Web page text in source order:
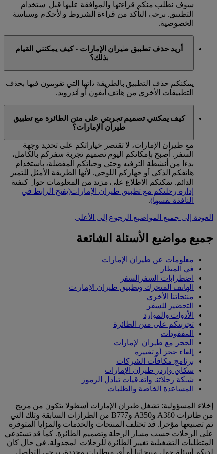
سوف نطلب منكم قراءتها والموافقة عليها قبل استخدام
التطبيق. يرجى التأكد من قراءة الشروط والأحكام وسياسة
الخصوصية.
أريد حذف تطبيق طيران الإمارات - كيف يمكنني القيام
بذلك؟
يمكنكم حذف التطبيق بالطريقة ذاتها التي تقومون فيها بحذف
التطبيقات الأخرى من هاتف آيفون أو آندرويد.
كيف يمكنني تصميم تجربتي على متن الطائرة مع تطبيق
طيران الإمارات؟
مع طيران الإمارات، لا تقتصر خياراتكم على تحديد وجهة
السفر. أصبح بإمكانكم اليوم تصميم تجربة سفركم بالكامل،
بدءا من أنشطة الترفيه وحتى وجباتكم المفضلة، باستخدام
هاتفكم الذكي أو جهازكم اللوحي. لأنها الطريقة الأمثل للتميز
الدائم. يمكنكم الاطلاع على مزيد من المعلومات حول كيفية
إدارة رحلتكم مع تطبيق طيران الإمارات(يفتح الرابط في
النافذة نفسها).
العودة إلى جميع المواضيع الرجوع إلى الأعلى
جميع مواضيع الأسئلة الشائعة
معلومات عن طيران الإمارات
في المطار
اضطرابات السفرالسفر
الهاتف المتحرك وتطبيق طيران الإمارات
منتجاتنا الأخرى
التحضير للسفر
الأدوات والموارد
تجربتكم على متن الطائرة
المفقودات
الحجز مع طيران الإمارات
إلغاء حجز أو تغييره
برنامج مكافآت الشركات
سكاي واردز طيران الإمارات
شبكة رحلاتنا واتفاقيات تبادل الرموز
المساعدة الخاصة والطلبات
إخلاء المسؤولية: تشغل طيران الإمارات أسطولا يتكون من مزيج
من طائرات A380 وA350 وB777 من الطرازات السابقة وتلك التي
تم تصنيعها مؤخرا. قد تختلف المنتجات والخدمات والمزايا المتوفرة
على الرحلات حسب مسار الرحلة وتصميم الطائرة. كما قد تستدعي
المتطلبات التشغيلية تغيير الطائرة للرحلات المجدولة. في حال كان
لديكم أسئلة حول منتجاتنا أو أي متطلبات محددة، يرجى التواصل